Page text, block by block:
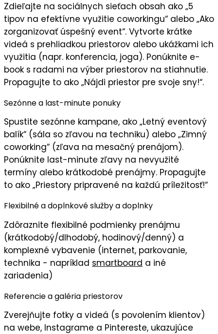
Zdieľajte na sociálnych sieťach obsah ako „5
tipov na efektívne využitie coworkingu“ alebo „Ako
zorganizovať úspešný event“. Vytvorte krátke
videá s prehliadkou priestorov alebo ukážkami ich
využitia (napr. konferencia, joga). Ponúknite e-
book s radami na výber priestorov na stiahnutie.
Propagujte to ako „Nájdi priestor pre svoje sny!“.
Sezónne a last-minute ponuky
Spustite sezónne kampane, ako „Letný eventový
balík“ (sála so zľavou na techniku) alebo „Zimný
coworking“ (zľava na mesačný prenájom).
Ponúknite last-minute zľavy na nevyužité
termíny alebo krátkodobé prenájmy. Propagujte
to ako „Priestory pripravené na každú príležitosť!“
Flexibilné a doplnkové služby a doplnky
Zdôraznite flexibilné podmienky prenájmu
(krátkodobý/dlhodobý, hodinový/denný) a
komplexné vybavenie (internet, parkovanie,
technika - napríklad smartboard a iné
zariadenia)
Referencie a galéria priestorov
Zverejňujte fotky a videá (s povolením klientov)
na webe, Instagrame a Pintereste, ukazujúce